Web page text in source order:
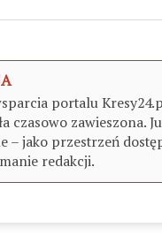
portalu
czasowo zawieszona.
jako przestrzeń
redakcji.